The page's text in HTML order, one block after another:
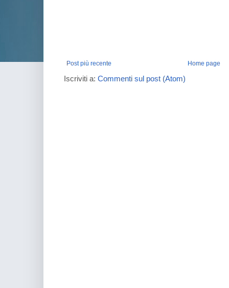
Post più recente Home page
Iscriviti a: Commenti sul post (Atom)